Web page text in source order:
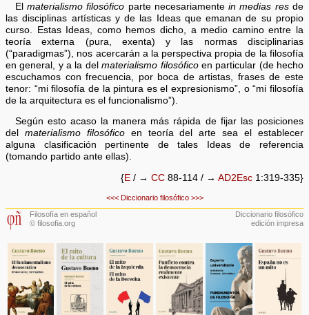
Elmaterialismo filosófico parte necesariamentein medias resde
las disciplinas artísticas y de las Ideas que emanan de su propio
curso. Estas Ideas, como hemos dicho, a medio camino entre la
teoría externa (pura, exenta) y las normas disciplinarias
(“paradigmas”), nos acercarán a la perspectiva propia de la filosofía
en general, y a la delmaterialismo filosóficoen particular (de hecho
escuchamos con frecuencia, por boca de artistas, frases de este
tenor: “mi filosofía de la pintura es el expresionismo”, o “mi filosofía
de la arquitectura es el funcionalismo”).
Según esto acaso la manera más rápida de fijar las posiciones
delmaterialismo filosóficoen teoría del arte sea el establecer
alguna clasificación pertinente de tales Ideas de referencia
(tomando partido ante ellas).
{E/ → CC88-114 / → AD2Esc1:319-335}
<<< Diccionario filosófico >>>
Filosofía en español
© filosofia.org
Diccionario filosófico
edición impresa